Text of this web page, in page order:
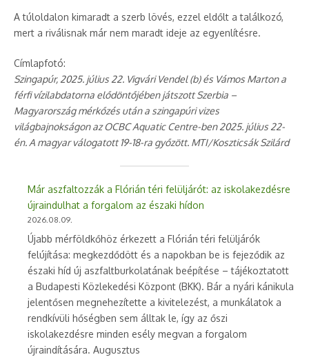
A túloldalon kimaradt a szerb lövés, ezzel eldőlt a találkozó,
mert a riválisnak már nem maradt ideje az egyenlítésre.
Címlapfotó:
Szingapúr, 2025. július 22. Vigvári Vendel (b) és Vámos Marton a
férfi vízilabdatorna elődöntőjében játszott Szerbia –
Magyarország mérkőzés után a szingapúri vizes
világbajnokságon az OCBC Aquatic Centre-ben 2025. július 22-
én. A magyar válogatott 19-18-ra győzött. MTI/Koszticsák Szilárd
Már aszfaltozzák a Flórián téri felüljárót: az iskolakezdésre
újraindulhat a forgalom az északi hídon
2026.08.09.
Újabb mérföldkőhöz érkezett a Flórián téri felüljárók
felújítása: megkezdődött és a napokban be is fejeződik az
északi híd új aszfaltburkolatának beépítése – tájékoztatott
a Budapesti Közlekedési Központ (BKK). Bár a nyári kánikula
jelentősen megnehezítette a kivitelezést, a munkálatok a
rendkívüli hőségben sem álltak le, így az őszi
iskolakezdésre minden esély megvan a forgalom
újraindítására. Augusztus